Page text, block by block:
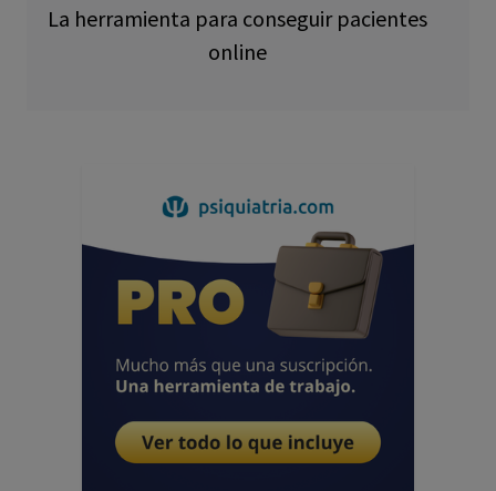
La herramienta para conseguir pacientes
online